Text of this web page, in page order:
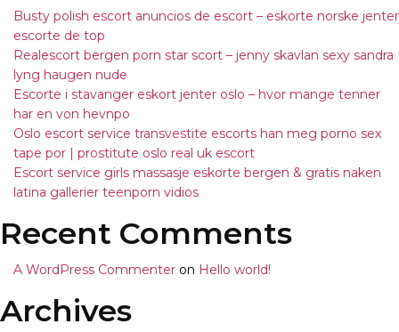
Busty polish escort anuncios de escort – eskorte norske jenter
escorte de top
Realescort bergen porn star scort – jenny skavlan sexy sandra
lyng haugen nude
Escorte i stavanger eskort jenter oslo – hvor mange tenner
har en von hevnpo
Oslo escort service transvestite escorts han meg porno sex
tape por | prostitute oslo real uk escort
Escort service girls massasje eskorte bergen & gratis naken
latina gallerier teenporn vidios
Recent Comments
A WordPress Commenter on Hello world!
Archives